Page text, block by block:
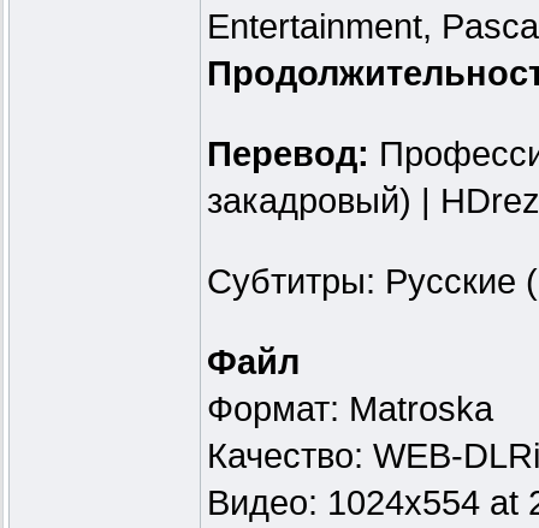
Entertainment,
Перевод:
закадровый) |
Субтитры: Русские
Файл
Формат: Matroska
Качество: WEB-
Видео: 1024x554 at